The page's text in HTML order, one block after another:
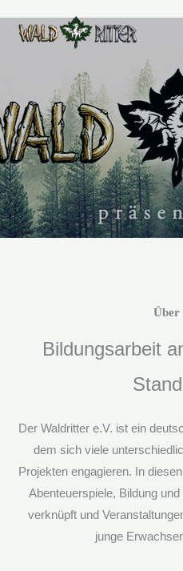
Inhalt
Über
Bildungsarbeit
Der Waldritter e.V. ist ein
dem sich viele
Projekten engagieren. In
Abenteuerspiele, Bildung
verknüpft und
junge